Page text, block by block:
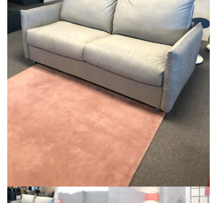
BIBLIOTHÈQUE
TABLE BASSE
FAUTEUILS
CANAPÉS
SALLES À MANGER
LITERIE
CONVERTIBLE
MATELAS
LITS RELEVABLES